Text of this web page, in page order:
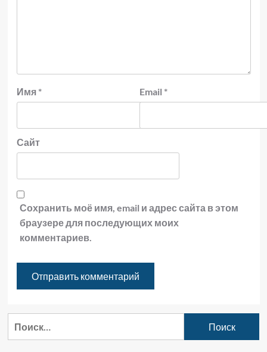
Имя * Email *
Сайт
Сохранить моё имя, email и адрес сайта в этом
браузере для последующих моих
комментариев.